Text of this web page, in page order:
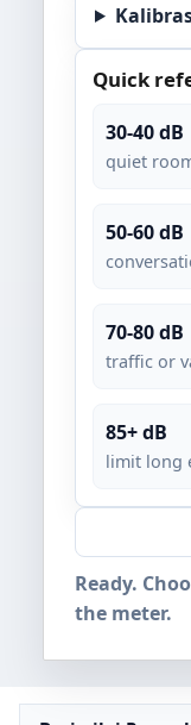
Quick
30-40 dB
quiet
50-60 dB
70-80 dB
traffic or
85+ dB
limit long
Ready.
the meter.